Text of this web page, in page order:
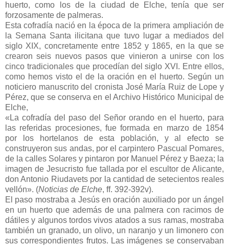
huerto, como los de la ciudad de Elche, tenía que ser
forzosamente de palmeras.
Esta cofradía nació en la época de la primera ampliación de
la Semana Santa ilicitana que tuvo lugar a mediados del
siglo XIX, concretamente entre 1852 y 1865, en la que se
crearon seis nuevos pasos que vinieron a unirse con los
cinco tradicionales que procedían del siglo XVI. Entre ellos,
como hemos visto el de la oración en el huerto. Según un
noticiero manuscrito del cronista José María Ruiz de Lope y
Pérez, que se conserva en el Archivo Histórico Municipal de
Elche,
«La cofradía del paso del Señor orando en el huerto, para
las referidas procesiones, fue formada en marzo de 1854
por los hortelanos de esta población, y al efecto se
construyeron sus andas, por el carpintero Pascual Pomares,
de la calles Solares y pintaron por Manuel Pérez y Baeza; la
imagen de Jesucristo fue tallada por el escultor de Alicante,
don Antonio Riudavets por la cantidad de setecientos reales
vellón». (Noticias de Elche, ff. 392-392v).
El paso mostraba a Jesús en oración auxiliado por un ángel
en un huerto que además de una palmera con racimos de
dátiles y algunos tordos vivos atados a sus ramas, mostraba
también un granado, un olivo, un naranjo y un limonero con
sus correspondientes frutos. Las imágenes se conservaban